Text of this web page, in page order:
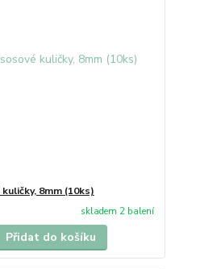
8mm (10ks)
skladem 2 balení
Přidat do košíku